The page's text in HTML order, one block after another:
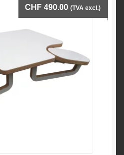
CHF 490.00 (TVA excl.)